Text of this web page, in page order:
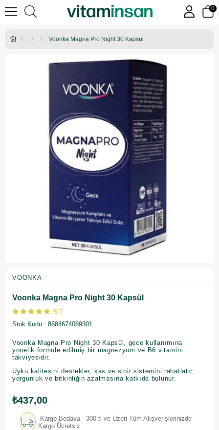
0
Voonka Magna Pro Night 30 Kapsül
VOONKA
Voonka Magna Pro Night 30 Kapsül
5.0
Stok Kodu
8684674069301
Voonka Magna Pro Night 30 Kapsül, gece kullanımına
yönelik formüle edilmiş bir magnezyum ve B6 vitamini
takviyesidir.
Uyku kalitesini destekler, kas ve sinir sistemini rahatlatır,
yorgunluk ve bitkinliğin azalmasına katkıda bulunur.
₺437,00
Kargo Bedava - 300 tl ve Üzeri Tüm Alışverişlerinizde
Kargo Ücretsiz